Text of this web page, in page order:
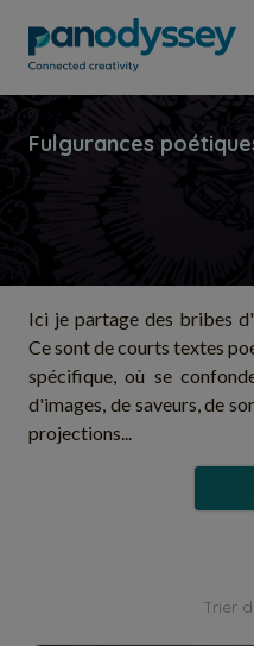
Ici je partage des bribes
Ce sont de courts textes
spécifique, où se
d'images, de saveurs, de
projections...
Trier